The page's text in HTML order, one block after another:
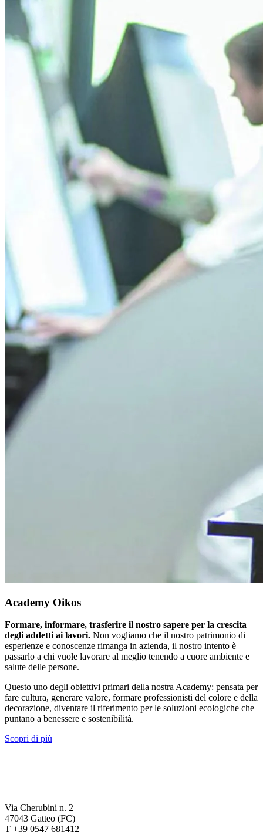
Academy Oikos
Formare, informare, trasferire il nostro sapere per la crescita
degli addetti ai lavori. Non vogliamo che il nostro patrimonio di
esperienze e conoscenze rimanga in azienda, il nostro intento è
passarlo a chi vuole lavorare al meglio tenendo a cuore ambiente e
salute delle persone.
Questo uno degli obiettivi primari della nostra Academy: pensata per
fare cultura, generare valore, formare professionisti del colore e della
decorazione, diventare il riferimento per le soluzioni ecologiche che
puntano a benessere e sostenibilità.
Scopri di più
Via Cherubini n. 2
47043 Gatteo (FC)
T +39 0547 681412